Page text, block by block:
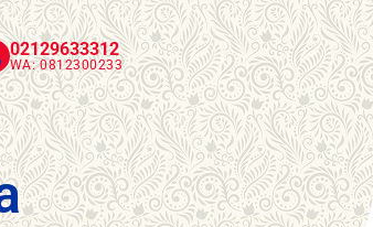
02129633312
WA: 0812300233